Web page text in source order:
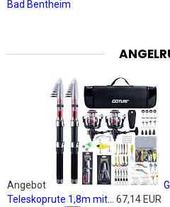
Bad Bentheim
Angebot
Teleskoprute 1,8m mit...
67,14 EUR